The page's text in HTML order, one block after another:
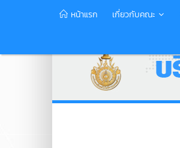
หน้าแรก เกี่ยวกับคณะ